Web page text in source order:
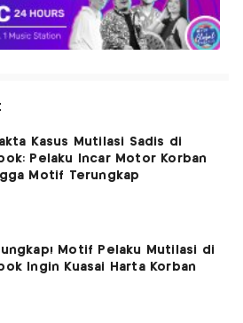
Kasus Mutilasi Sadis di
Pelaku Incar Motor Korban
Motif Terungkap
Motif Pelaku Mutilasi di
Ingin Kuasai Harta Korban